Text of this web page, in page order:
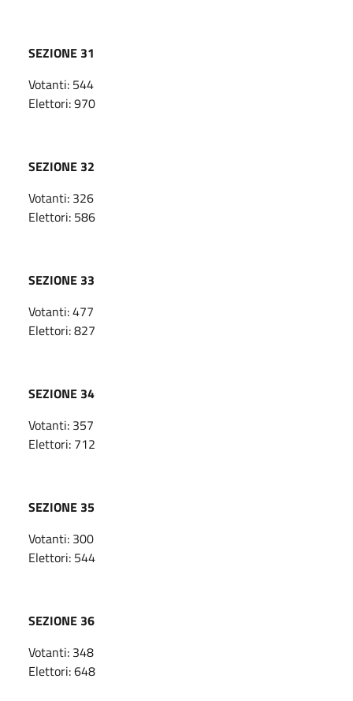
SEZIONE 31
Votanti: 544
Elettori: 970
SEZIONE 32
Votanti: 326
Elettori: 586
SEZIONE 33
Votanti: 477
Elettori: 827
SEZIONE 34
Votanti: 357
Elettori: 712
SEZIONE 35
Votanti: 300
Elettori: 544
SEZIONE 36
Votanti: 348
Elettori: 648